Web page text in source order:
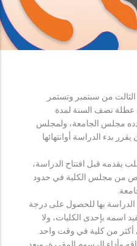
من سبتمبر وتستمر
عطلة نصف السنة لمدة
مجلس الجامعة، ولمجلس
بدء الدراسة أوانتهائها
يقدمه قبل افتتاح الدراسة،
من مجلس الكلية في حدود
الدراسة بها للحصول على درجة
اسمه بإحدى الكليات، ولا
من كلية في وقت واحد.
وأداء الرسوم المقررة، ويعد